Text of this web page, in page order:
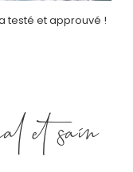
testé et approuvé !
et sain